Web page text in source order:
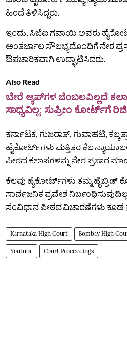
ಹಿಂದೆ ತಿಳಿಸಿದ್ದರು.
ಇಂದು, ಸಿಜೆಐ ಗವಾಯಿ ಅವರು
ಅಂತರ್ಜಾಲ ಸೌಲಭ್ಯದೊಂದಿಗೆ ನೇರ
ಔಪಚಾರಿಕವಾಗಿ ಉದ್ಘಾಟಿಸಿದರು.
Also Read
ಬೇರೆ ಆ್ಯಪ್‌ಗಳ ಬೆಂಬಲವಿಲ್ಲದೆ
ಸಾಧ್ಯವಿಲ್ಲ: ಸುಪ್ರೀಂ ಕೋರ್ಟ್‌ಗೆ
ಕರ್ನಾಟಕ, ಗುಜರಾತ್‌, ಗುವಾಹಟಿ,
ಹೈಕೋರ್ಟ್‌ಗಳು ಮತ್ತಿತರ ಕೆಲ
ಪೀಠದ ಕಲಾಪಗಳನ್ನು ನೇರ ಪ್ರಸಾರ
ಕೆಲವು ಹೈಕೋರ್ಟ್‌ಗಳು ತಮ್ಮ
ಸಾರ್ವಜನಿಕ ಪ್ರವೇಶ
ಸಂವಿಧಾನ ಪೀಠದ ವಿಚಾರಣೆಗಳು ಕೂಡ
Karnataka High Court Bombay High
Youtube Court Proceedings